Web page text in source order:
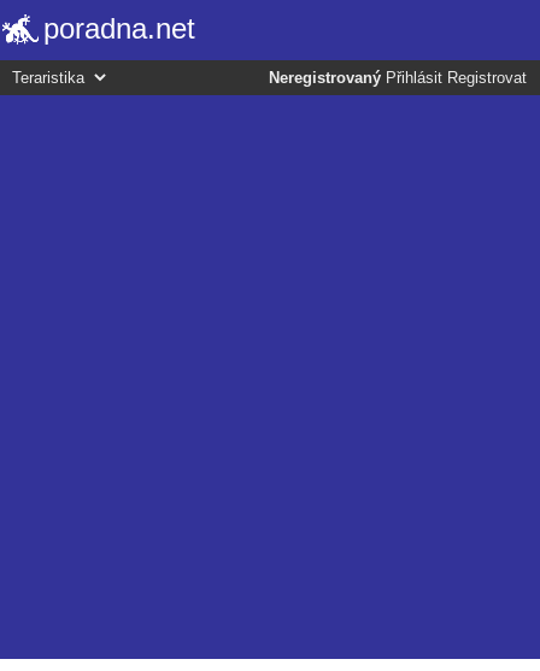
poradna.net
Neregistrovaný Přihlásit Registrovat